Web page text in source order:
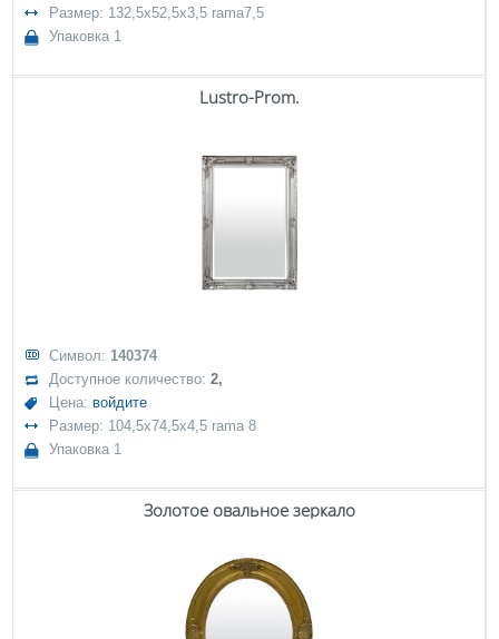
Размер: 132,5x52,5x3,5 rama7,5
Упаковка 1
Lustro-Prom.
Символ: 140374
Доступное количество:2,
Цена: войдите
Размер: 104,5x74,5x4,5 rama 8
Упаковка 1
Золотое овальное зеркало